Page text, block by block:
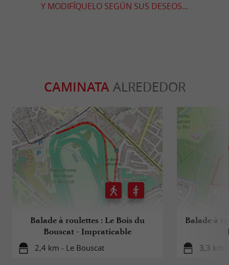
Y MODIFÍQUELO SEGÚN SUS DESEOS...
CAMINATAALREDEDOR
Balade à roulettes : Le Bois du
Bouscat - Impraticable
2,4 km - Le Bouscat
Balade à
3,3 km